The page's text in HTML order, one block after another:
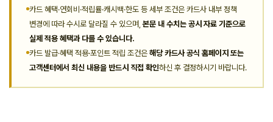
카드 혜택·연회비·적립률·캐시백·한도 등 세부 조건은 카드사 내부 정책
변경에 따라 수시로 달라질 수 있으며,본문 내 수치는 공시 자료 기준으로
실제 적용 혜택과 다를 수 있습니다.
카드 발급·혜택 적용·포인트 적립 조건은 해당 카드사 공식 홈페이지 또는
고객센터에서 최신 내용을 반드시 직접 확인하신 후 결정하시기 바랍니다.